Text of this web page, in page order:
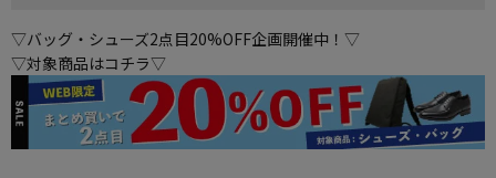
▽バッグ・シューズ2点目20%OFF企画開催中！▽
▽対象商品はコチラ▽